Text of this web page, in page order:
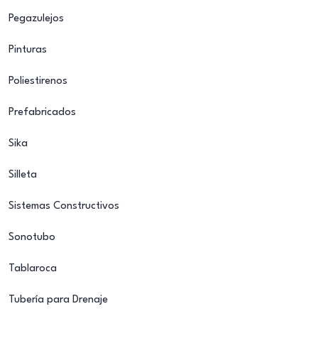
Pegazulejos
Pinturas
Poliestirenos
Prefabricados
Sika
Silleta
Sistemas Constructivos
Sonotubo
Tablaroca
Tubería para Drenaje